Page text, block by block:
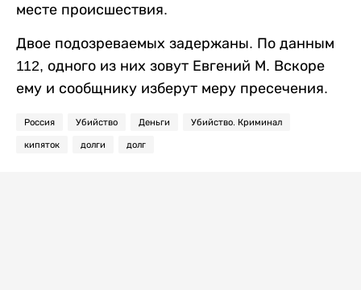
месте происшествия.
Двое подозреваемых задержаны. По данным
112, одного из них зовут Евгений М. Вскоре
ему и сообщнику изберут меру пресечения.
Россия Убийство Деньги Убийство. Криминал
кипяток долги долг